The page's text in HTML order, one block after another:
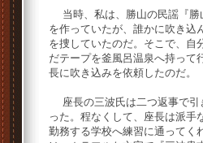
当時、私は、勝山の民謡『勝
を作っていたが、誰かに吹き込
を捜していたのだ。そこで、自
だテープを釜風呂温泉へ持って
長に吹き込みを依頼したのだ。
座長の三波氏は二つ返事で引
った。程なくして、座長は派手
勤務する学校へ練習に通ってく